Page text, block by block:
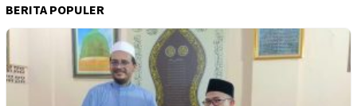
BERITA POPULER